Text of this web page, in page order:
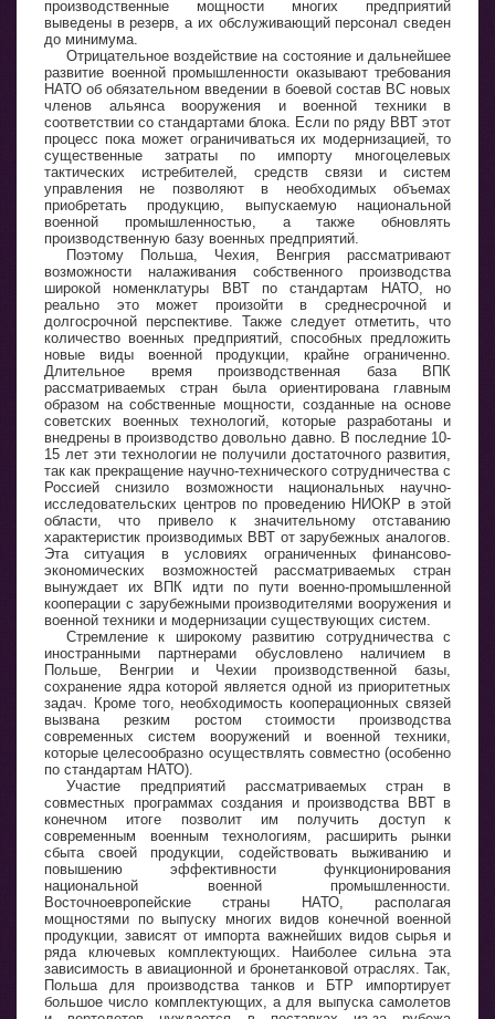
производственные мощности многих предприятий
выведены в резерв, а их обслуживающий персонал сведен
до минимума.
Отрицательное воздействие на состояние и дальнейшее
развитие военной промышленности оказывают требования
НАТО об обязательном введении в боевой состав ВС новых
членов альянса вооружения и военной техники в
соответствии со стандартами блока. Если по ряду ВВТ этот
процесс пока может ограничиваться их модернизацией, то
существенные затраты по импорту многоцелевых
тактических истребителей, средств связи и систем
управления не позволяют в необходимых объемах
приобретать продукцию, выпускаемую национальной
военной промышленностью, а также обновлять
производственную базу военных предприятий.
Поэтому Польша, Чехия, Венгрия рассматривают
возможности налаживания собственного производства
широкой номенклатуры ВВТ по стандартам НАТО, но
реально это может произойти в среднесрочной и
долгосрочной перспективе. Также следует отметить, что
количество военных предприятий, способных предложить
новые виды военной продукции, крайне ограниченно.
Длительное время производственная база ВПК
рассматриваемых стран была ориентирована главным
образом на собственные мощности, созданные на основе
советских военных технологий, которые разработаны и
внедрены в производство довольно давно. В последние 10-
15 лет эти технологии не получили достаточного развития,
так как прекращение научно-технического сотрудничества с
Россией снизило возможности национальных научно-
исследовательских центров по проведению НИОКР в этой
области, что привело к значительному отставанию
характеристик производимых ВВТ от зарубежных аналогов.
Эта ситуация в условиях ограниченных финансово-
экономических возможностей рассматриваемых стран
вынуждает их ВПК идти по пути военно-промышленной
кооперации с зарубежными производителями вооружения и
военной техники и модернизации существующих систем.
Стремление к широкому развитию сотрудничества с
иностранными партнерами обусловлено наличием в
Польше, Венгрии и Чехии производственной базы,
сохранение ядра которой является одной из приоритетных
задач. Кроме того, необходимость кооперационных связей
вызвана резким ростом стоимости производства
современных систем вооружений и военной техники,
которые целесообразно осуществлять совместно (особенно
по стандартам НАТО).
Участие предприятий рассматриваемых стран в
совместных программах создания и производства ВВТ в
конечном итоге позволит им получить доступ к
современным военным технологиям, расширить рынки
сбыта своей продукции, содействовать выживанию и
повышению эффективности функционирования
национальной военной промышленности.
Восточноевропейские страны НАТО, располагая
мощностями по выпуску многих видов конечной военной
продукции, зависят от импорта важнейших видов сырья и
ряда ключевых комплектующих. Наиболее сильна эта
зависимость в авиационной и бронетанковой отраслях. Так,
Польша для производства танков и БТР импортирует
большое число комплектующих, а для выпуска самолетов